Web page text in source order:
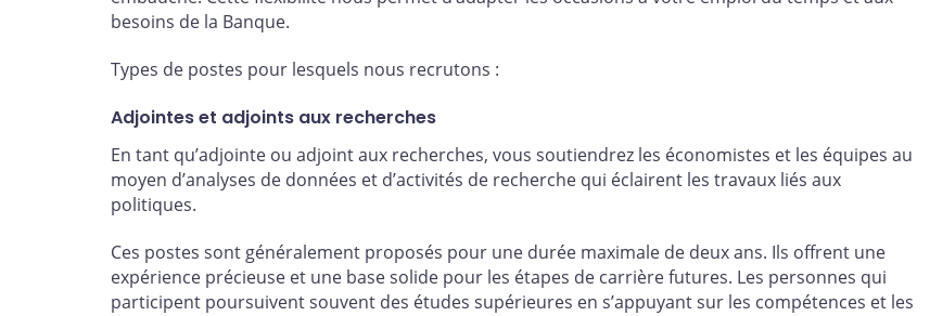
besoins de la Banque.
Types de postes pour lesquels nous recrutons :
Adjointes et adjoints aux recherches
En tant qu’adjointe ou adjoint aux recherches, vous soutiendrez les économistes et les équipes au
moyen d’analyses de données et d’activités de recherche qui éclairent les travaux liés aux
politiques.
Ces postes sont généralement proposés pour une durée maximale de deux ans. Ils offrent une
expérience précieuse et une base solide pour les étapes de carrière futures. Les personnes qui
participent poursuivent souvent des études supérieures en s’appuyant sur les compétences et les